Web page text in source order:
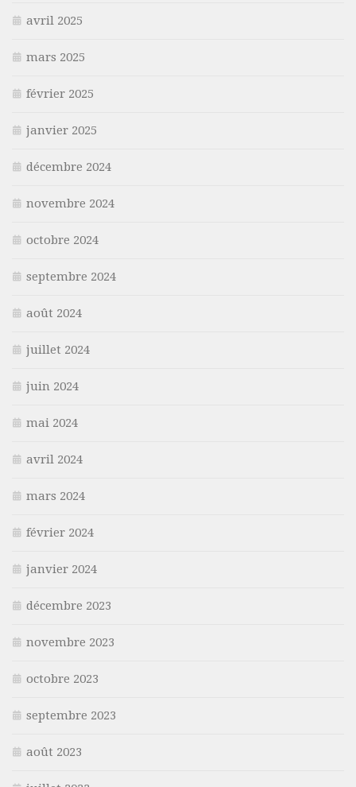
avril 2025
mars 2025
février 2025
janvier 2025
décembre 2024
novembre 2024
octobre 2024
septembre 2024
août 2024
juillet 2024
juin 2024
mai 2024
avril 2024
mars 2024
février 2024
janvier 2024
décembre 2023
novembre 2023
octobre 2023
septembre 2023
août 2023